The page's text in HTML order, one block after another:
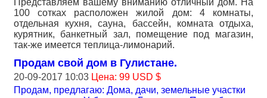
Представляем вашему вниманию отличный дом. На
100 сотках расположен жилой дом: 4 комнаты,
отдельная кухня, сауна, бассейн, комната отдыха,
курятник, банкетный зал, помещение под магазин,
так-же имеется теплица-лимонарий.
Продам свой дом в Гулистане.
20-09-2017 10:03 Цена: 99 USD $
Продам, предлагаю: Дома, дачи, земельные участки